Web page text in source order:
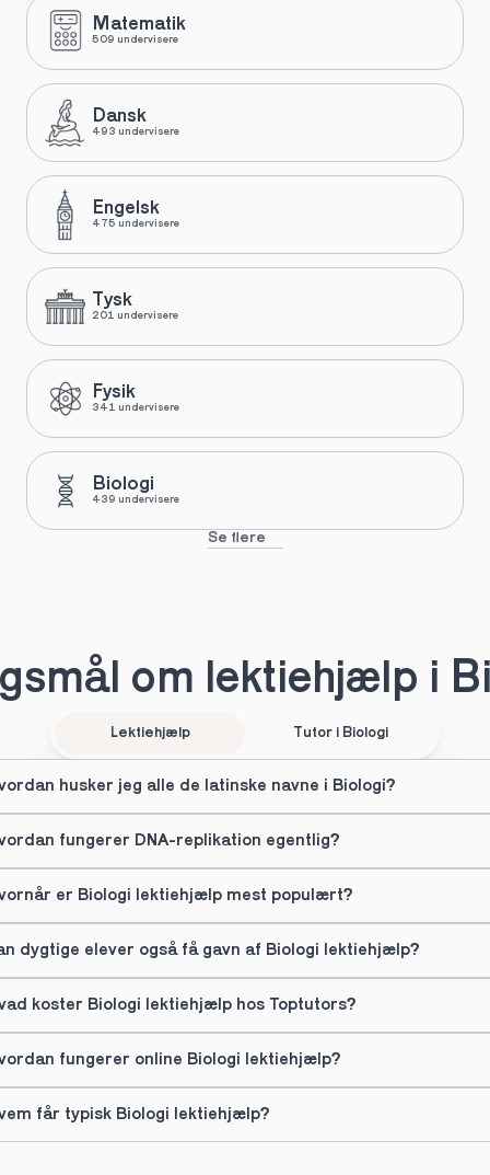
Matematik
509 undervisere
Dansk
493 undervisere
Engelsk
475 undervisere
Tysk
201 undervisere
Fysik
341 undervisere
Biologi
439 undervisere
Se flere
om lektiehjælp i
Lektiehjælp Tutor i Biologi
husker jeg alle de latinske navne i Biologi?
fungerer DNA-replikation egentlig?
er Biologi lektiehjælp mest populært?
dygtige elever også få gavn af Biologi lektiehjælp?
koster Biologi lektiehjælp hos Toptutors?
fungerer online Biologi lektiehjælp?
får typisk Biologi lektiehjælp?